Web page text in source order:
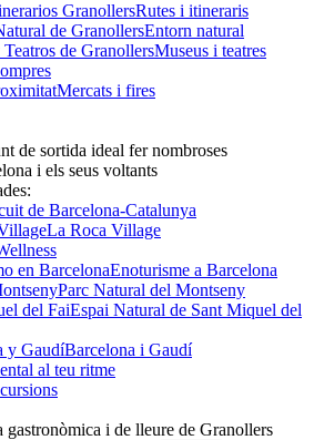
Rutes i itineraris
Entorn natural
Museus i teatres
Mercats i fires
de sortida ideal fer nombroses
i els seus voltants
de Barcelona-Catalunya
La Roca Village
Enoturisme a Barcelona
Parc Natural del Montseny
Espai Natural de Sant Miquel del
Barcelona i Gaudí
al teu ritme
gastronòmica i de lleure de Granollers